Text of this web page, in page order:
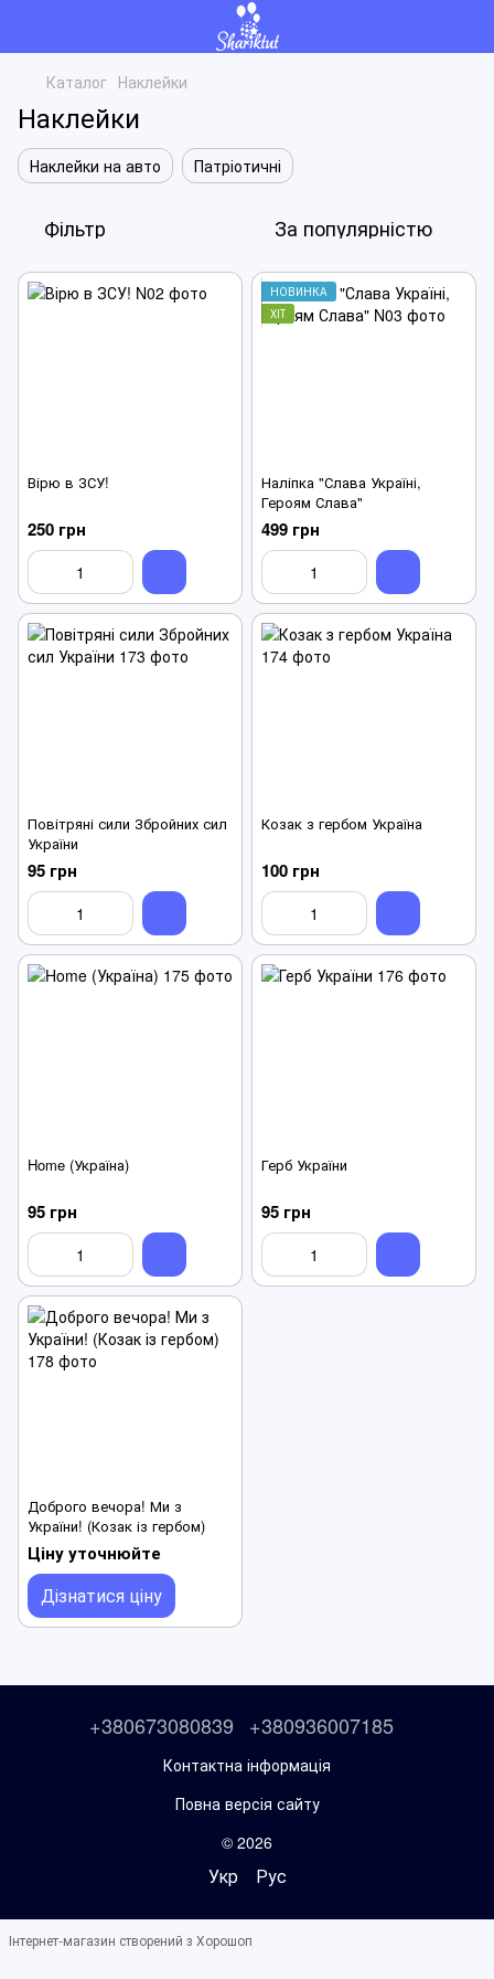
Каталог Наклейки
Наклейки
Наклейки на авто Патріотичні
Фільтр За популярністю
Вірю в ЗСУ!
250 грн
НОВИНКА
ХІТ
Наліпка "Слава Україні,
Героям Слава"
499 грн
Повітряні сили Збройних сил
України
95 грн
Козак з гербом Україна
100 грн
Home (Україна)
95 грн
Герб України
95 грн
Доброго вечора! Ми з
України! (Козак із гербом)
Ціну уточнюйте
Дізнатися ціну
+380673080839 +380936007185
Контактна інформація
Повна версія сайту
© 2026
Укр Рус
Інтернет-магазин створений з Хорошоп